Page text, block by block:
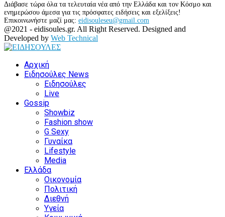
Διάβασε τώρα όλα τα τελευταία νέα από την Ελλάδα και τον Κόσμο και
ενημερώσου άμεσα για τις πρόσφατες ειδήσεις και εξελίξεις!
Επικοινωνήστε μαζί μας: eidisouleseu@gmail.com
Facebook
Twitter
Instagram
Youtube
@2021 - eidisoules.gr. All Right Reserved. Designed and
Developed by Web Technical
Αρχική
Ειδησούλες News
Ειδησούλες
Live
Gossip
Showbiz
Fashion show
G Sexy
Γυναίκα
Lifestyle
Media
Ελλάδα
Οικονομία
Πολιτική
Διεθνή
Υγεία